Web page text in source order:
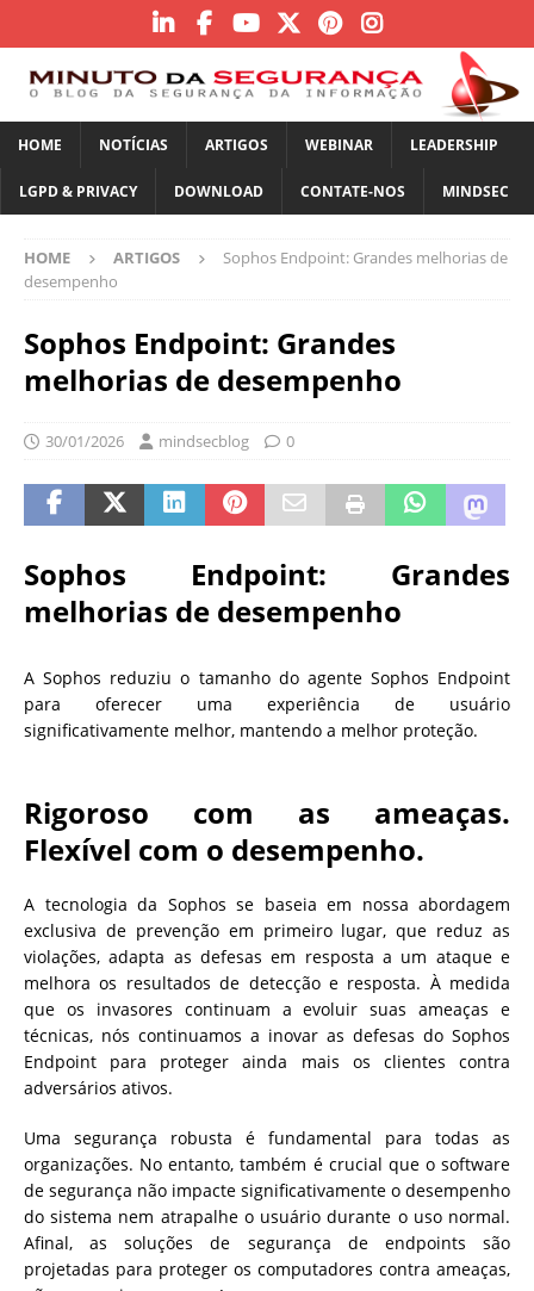
HOME NOTÍCIAS ARTIGOS WEBINAR LEADERSHIP
LGPD & PRIVACY DOWNLOAD CONTATE-NOS MINDSEC
HOME ARTIGOS
Sophos Endpoint: Grandes melhorias de
desempenho
Sophos Endpoint: Grandes
melhorias de desempenho
30/01/2026 mindsecblog 0
Sophos Endpoint: Grandes
melhorias de desempenho
A Sophos reduziu o tamanho do agente Sophos Endpoint
para oferecer uma experiência de usuário
significativamente melhor, mantendo a melhor proteção.
Rigoroso com as ameaças.
Flexível com o desempenho.
A tecnologia da Sophos se baseia em nossa abordagem
exclusiva de prevenção em primeiro lugar, que reduz as
violações, adapta as defesas em resposta a um ataque e
melhora os resultados de detecção e resposta. À medida
que os invasores continuam a evoluir suas ameaças e
técnicas, nós continuamos a inovar as defesas do Sophos
Endpoint para proteger ainda mais os clientes contra
adversários ativos.
Uma segurança robusta é fundamental para todas as
organizações. No entanto, também é crucial que o software
de segurança não impacte significativamente o desempenho
do sistema nem atrapalhe o usuário durante o uso normal.
Afinal, as soluções de segurança de endpoints são
projetadas para proteger os computadores contra ameaças,